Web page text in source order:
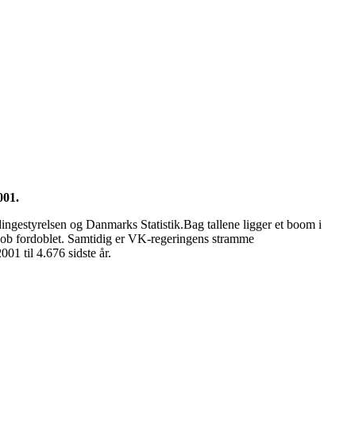
og Danmarks Statistik.Bag tallene ligger et boom i
fordoblet. Samtidig er VK-regeringens stramme
til 4.676 sidste år.